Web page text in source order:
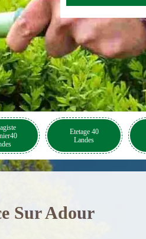
Etetage 40
Landes
Sur Adour